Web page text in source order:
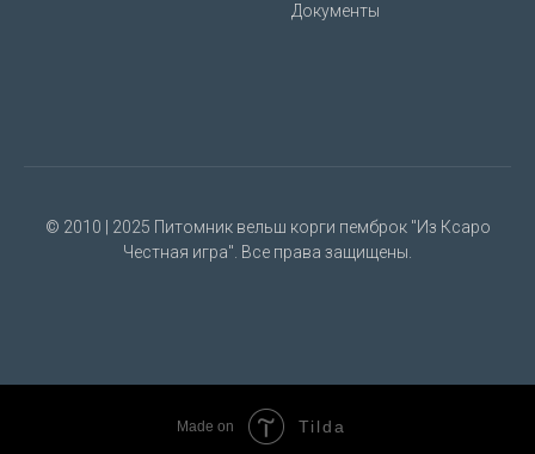
Документы
© 2010 | 2025 Питомник вельш корги пемброк "Из Ксаро
Честная игра". Все права защищены.
Made on Tilda